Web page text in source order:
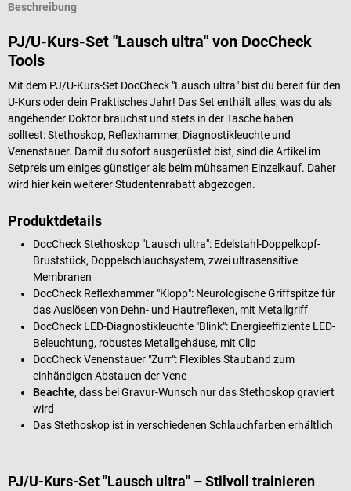
Beschreibung
PJ/U-Kurs-Set "Lausch ultra" von DocCheck
Tools
Mit dem PJ/U-Kurs-Set DocCheck "Lausch ultra" bist du bereit für den
U-Kurs oder dein Praktisches Jahr! Das Set enthält alles, was du als
angehender Doktor brauchst und stets in der Tasche haben
solltest:Stethoskop, Reflexhammer, Diagnostikleuchte und
Venenstauer. Damit du sofort ausgerüstet bist, sind die Artikel im
Setpreis um einiges günstiger als beim mühsamen Einzelkauf. Daher
wird hier kein weiterer Studentenrabatt abgezogen.
Produktdetails
DocCheck Stethoskop "Lausch ultra": Edelstahl-Doppelkopf-
Bruststück, Doppelschlauchsystem, zwei ultrasensitive
Membranen
DocCheck Reflexhammer "Klopp": Neurologische Griffspitze für
das Auslösen von Dehn- und Hautreflexen, mit Metallgriff
DocCheck LED-Diagnostikleuchte "Blink": Energieeffiziente LED-
Beleuchtung, robustes Metallgehäuse, mit Clip
DocCheck Venenstauer "Zurr": Flexibles Stauband zum
einhändigen Abstauen der Vene
Beachte, dass bei Gravur-Wunsch nur das Stethoskop graviert
wird
Das Stethoskop ist in verschiedenen Schlauchfarben erhältlich
PJ/U-Kurs-Set "Lausch ultra" – Stilvoll trainieren